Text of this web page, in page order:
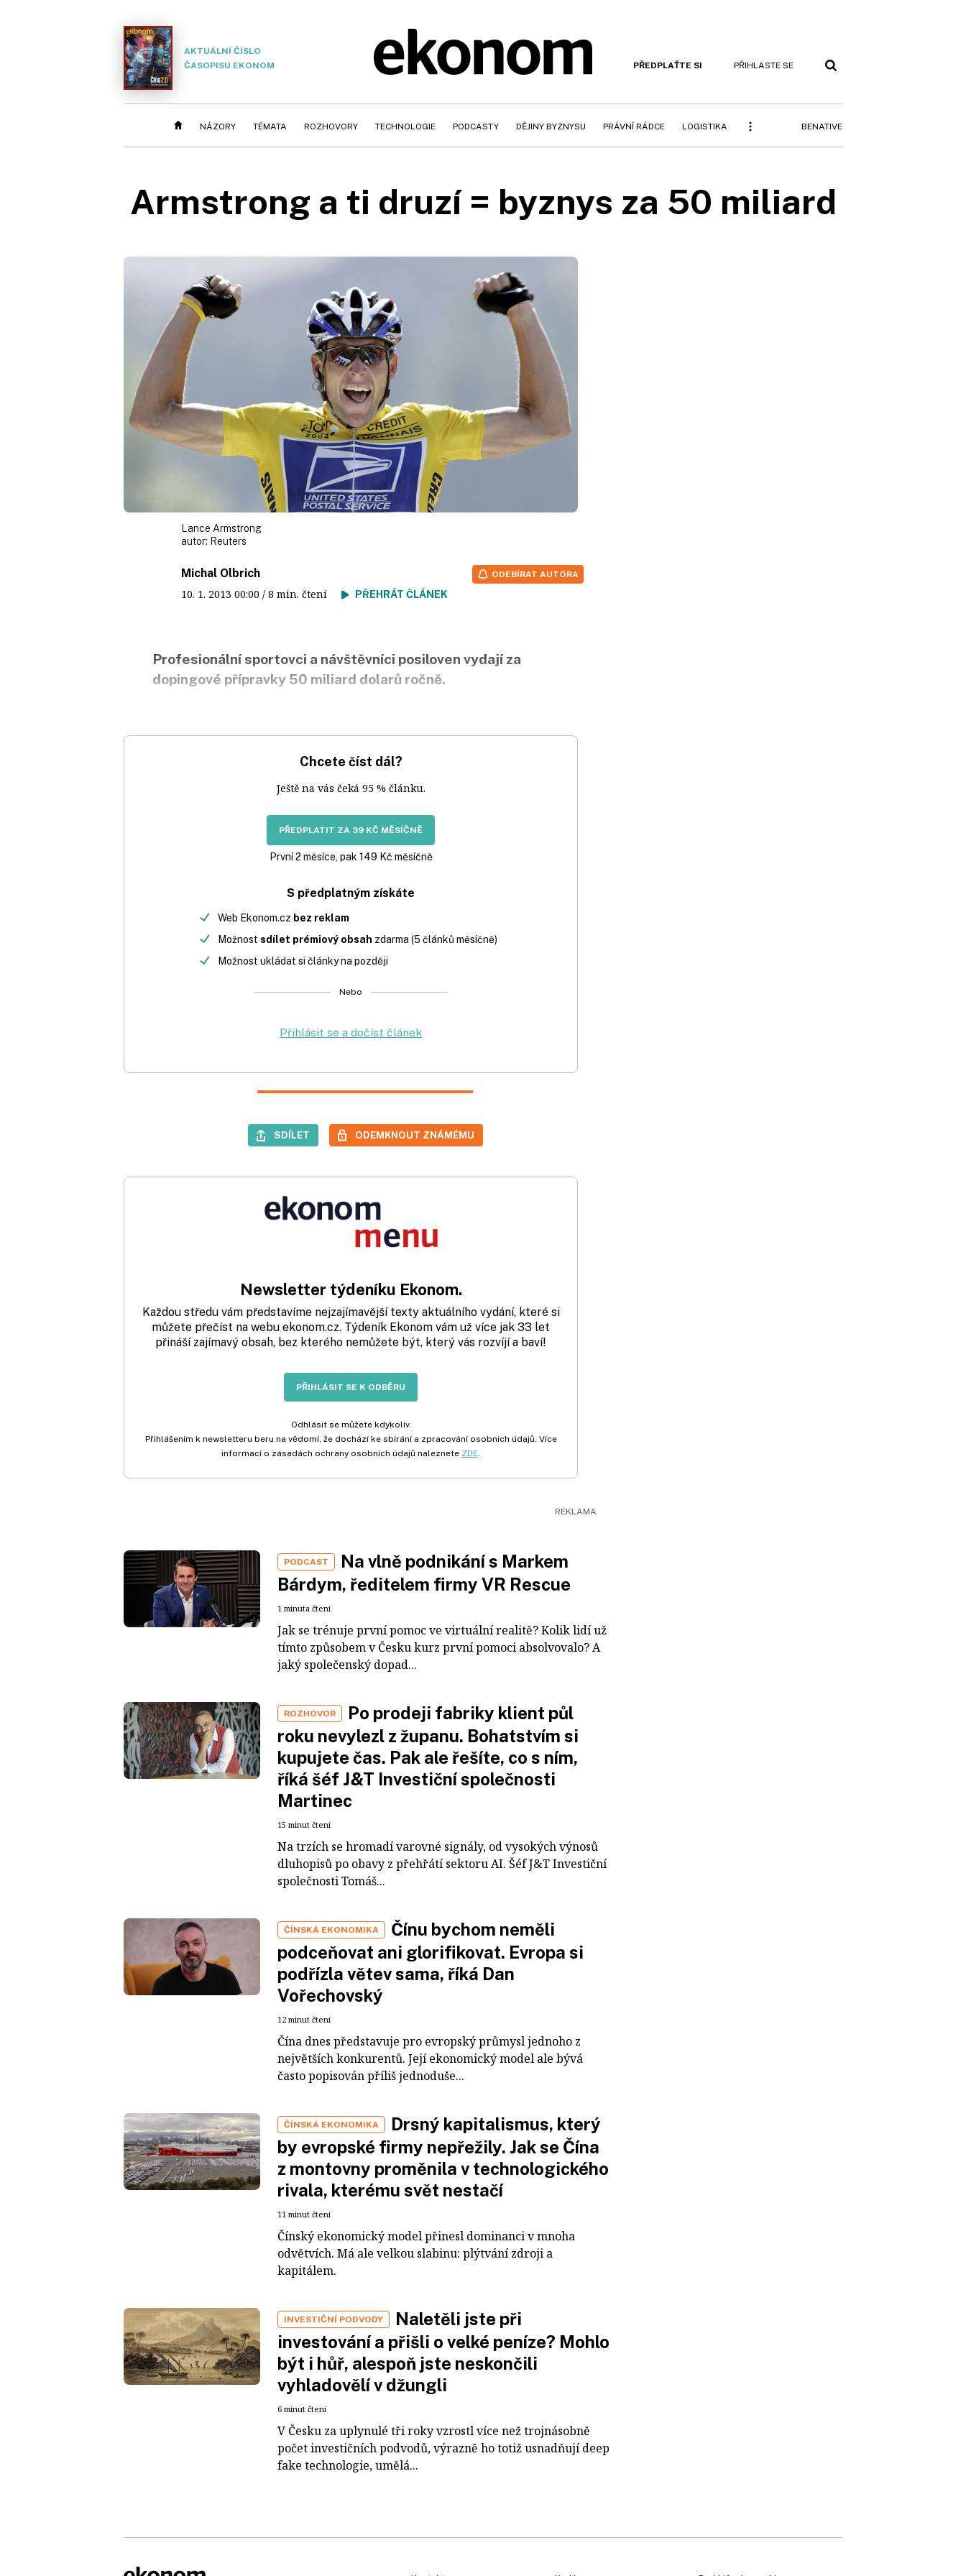
AKTUÁLNÍ ČÍSLO
ČASOPISU EKONOM
PŘEDPLAŤTE SI PŘIHLASTE SE
NÁZORY TÉMATA ROZHOVORY TECHNOLOGIE PODCASTY DĚJINY BYZNYSU PRÁVNÍ RÁDCE LOGISTIKA BENATIVE
Armstrong a ti druzí = byznys za 50 miliard
Lance Armstrong
autor: Reuters
Michal Olbrich
10. 1. 2013 00:00 / 8 min. čtení PŘEHRÁT ČLÁNEK
ODEBÍRAT AUTORA
Profesionální sportovci a návštěvníci posiloven vydají za
dopingové přípravky 50 miliard dolarů ročně.
Chcete číst dál?
Ještě na vás čeká 95 % článku.
PŘEDPLATIT ZA 39 KČ MĚSÍČNĚ
První 2 měsíce, pak 149 Kč měsíčně
S předplatným získáte
Web Ekonom.cz bez reklam
Možnost sdílet prémiový obsah zdarma (5 článků měsíčně)
Možnost ukládat si články na později
Nebo
Přihlásit se a dočíst článek
SDÍLET ODEMKNOUT ZNÁMÉMU
Newsletter týdeníku Ekonom.
Každou středu vám představíme nejzajímavější texty aktuálního vydání, které si
můžete přečíst na webu ekonom.cz. Týdeník Ekonom vám už více jak 33 let
přináší zajímavý obsah, bez kterého nemůžete být, který vás rozvíjí a baví!
PŘIHLÁSIT SE K ODBĚRU
Odhlásit se můžete kdykoliv.
Přihlášením k newsletteru beru na vědomí, že dochází ke sbírání a zpracování osobních údajů. Více
informací o zásadách ochrany osobních údajů naleznete ZDE
PODCAST
Na vlně podnikání s Markem
Bárdym, ředitelem firmy VR Rescue
1 minuta čtení
Jak se trénuje první pomoc ve virtuální realitě? Kolik lidí už
tímto způsobem v Česku kurz první pomoci absolvovalo? A
jaký společenský dopad...
ROZHOVOR
Po prodeji fabriky klient půl
roku nevylezl z županu. Bohatstvím si
kupujete čas. Pak ale řešíte, co s ním,
říká šéf J&T Investiční společnosti
Martinec
15 minut čtení
Na trzích se hromadí varovné signály, od vysokých výnosů
dluhopisů po obavy z přehřátí sektoru AI. Šéf J&T Investiční
společnosti Tomáš...
ČÍNSKÁ EKONOMIKA
Čínu bychom neměli
podceňovat ani glorifikovat. Evropa si
podřízla větev sama, říká Dan
Vořechovský
12 minut čtení
Čína dnes představuje pro evropský průmysl jednoho z
největších konkurentů. Její ekonomický model ale bývá
často popisován příliš jednoduše...
ČÍNSKÁ EKONOMIKA
Drsný kapitalismus, který
by evropské firmy nepřežily. Jak se Čína
z montovny proměnila v technologického
rivala, kterému svět nestačí
11 minut čtení
Čínský ekonomický model přinesl dominanci v mnoha
odvětvích. Má ale velkou slabinu: plýtvání zdroji a
kapitálem.
INVESTIČNÍ PODVODY
Naletěli jste při
investování a přišli o velké peníze? Mohlo
být i hůř, alespoň jste neskončili
vyhladovělí v džungli
6 minut čtení
V Česku za uplynulé tři roky vzrostl více než trojnásobně
počet investičních podvodů, výrazně ho totiž usnadňují deep
fake technologie, umělá...